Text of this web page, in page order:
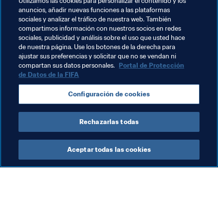
Temas relacionados
Alemania England España Poland
Portugal Sweden
anuncios, añadir nuevas funciones a las plataformas
sociales y analizar el tráfico de nuestra web. También
compartimos información con nuestros socios en redes
sociales, publicidad y análisis sobre el uso que usted hace
de nuestra página. Use los botones de la derecha para
ajustar sus preferencias y solicitar que no se vendan ni
compartan sus datos personales. Portal de Protección
de Datos de la FIFA
Configuración de cookies
Rechazarlas todas
Aceptar todas las cookies